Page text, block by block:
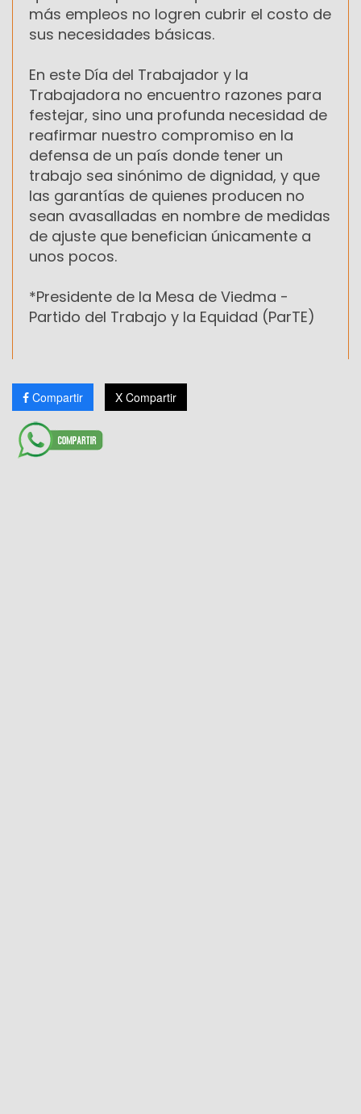
más empleos no logren cubrir el costo de
sus necesidades básicas.
En este Día del Trabajador y la
Trabajadora no encuentro razones para
festejar, sino una profunda necesidad de
reafirmar nuestro compromiso en la
defensa de un país donde tener un
trabajo sea sinónimo de dignidad, y que
las garantías de quienes producen no
sean avasalladas en nombre de medidas
de ajuste que benefician únicamente a
unos pocos.
*Presidente de la Mesa de Viedma -
Partido del Trabajo y la Equidad (ParTE)
Compartir X Compartir